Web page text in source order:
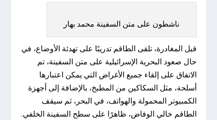
ناشطون على متن السفينة محمد بهار
قبل المغادرة، تلقى الطاقم تدريبًا على تهدئة الأوضاع، في
حال صعود البحرية الإسرائيلية على متن السفينة، تم
الاتفاق على إلقاء جميع الأغراض التي يمكن اعتبارها
أسلحة، مثل السكاكين من المطبخ، بالإضافة إلى أجهزة
الكمبيوتر المحمولة والهواتف، في البحر، ثم سيقف
الطاقم خالي الوفاض، ظاهرًا على سطح السفينة الخلفي.